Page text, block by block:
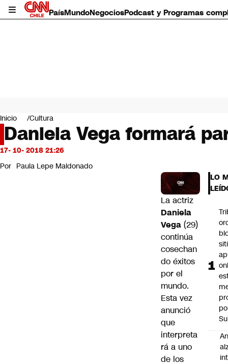
PaísMundoNegociosPodcast y Programas
Mundo
Negocios
Deportes
Programas completos
Servicios
Inicio Cultura
Daniela Vega formará
17- 10- 2018 21:26
Por Paula Lepe Maldonado
La actriz
Daniela
Vega (29)
continúa
cosechan
do éxitos
por el
mundo.
Esta vez
anunció
que
interpreta
rá a uno
de los
LO